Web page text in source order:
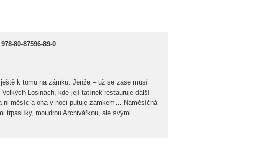
80-87596-89-0
k tomu na zámku. Jenže – už se zase musí
Losinách, kde její tatínek restauruje další
ni měsíc a ona v noci putuje zámkem… Náměsíčná
trpaslíky, moudrou Archivářkou, ale svými